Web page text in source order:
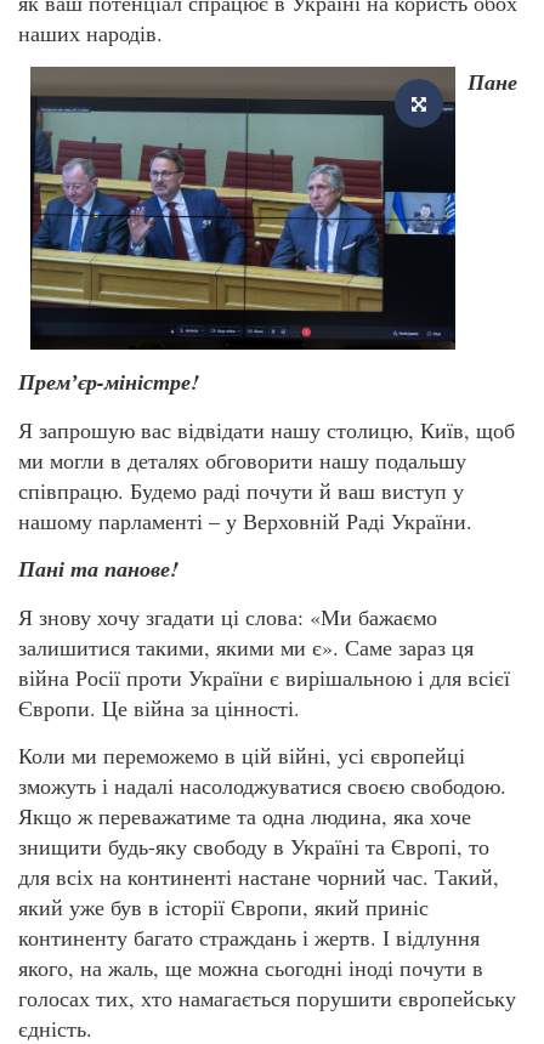
наших народів.
Пане
Премʼєр-міністре!
Я запрошую вас відвідати нашу столицю, Київ, щоб
ми могли в деталях обговорити нашу подальшу
співпрацю. Будемо раді почути й ваш виступ у
нашому парламенті – у Верховній Раді України.
Пані та панове!
Я знову хочу згадати ці слова: «Ми бажаємо
залишитися такими, якими ми є». Саме зараз ця
війна Росії проти України є вирішальною і для всієї
Європи. Це війна за цінності.
Коли ми переможемо в цій війні, усі європейці
зможуть і надалі насолоджуватися своєю свободою.
Якщо ж переважатиме та одна людина, яка хоче
знищити будь-яку свободу в Україні та Європі, то
для всіх на континенті настане чорний час. Такий,
який уже був в історії Європи, який приніс
континенту багато страждань і жертв. І відлуння
якого, на жаль, ще можна сьогодні іноді почути в
голосах тих, хто намагається порушити європейську
єдність.